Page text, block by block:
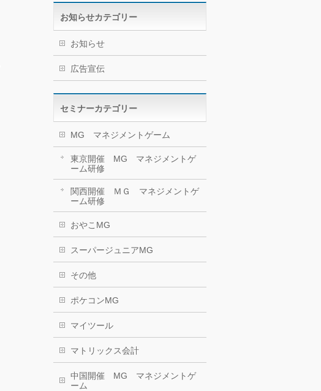
お知らせカテゴリー
お知らせ
広告宣伝
セミナーカテゴリー
MG マネジメントゲーム
東京開催 MG マネジメントゲ
ーム研修
関西開催 ＭＧ マネジメントゲ
ーム研修
おやこMG
スーパージュニアMG
その他
ポケコンMG
マイツール
マトリックス会計
中国開催 MG マネジメントゲ
ーム